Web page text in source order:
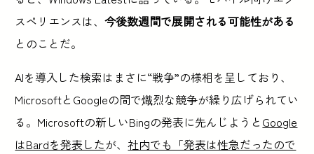
スペリエンスは、今後数週間で展開される可能性がある
とのことだ。
AIを導入した検索はまさに“戦争”の様相を呈しており、
MicrosoftとGoogleの間で熾烈な競争が繰り広げられてい
る。Microsoftの新しいBingの発表に先んじようと Google
はBardを発表したが、社内でも「発表は性急だったので